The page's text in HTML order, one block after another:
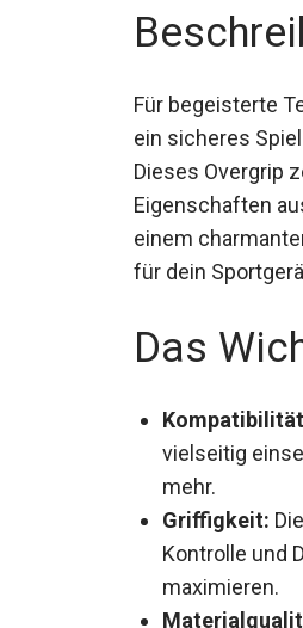
Für begeisterte
auf ein sicheres
Lösung. Dieses
rutschfeste
verbessern. In
Funktionalität
Das
vielseitig
mehr.
Griffigkeit:
Kontrolle und
maximieren.